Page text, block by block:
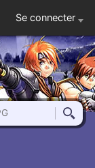
Se connecter